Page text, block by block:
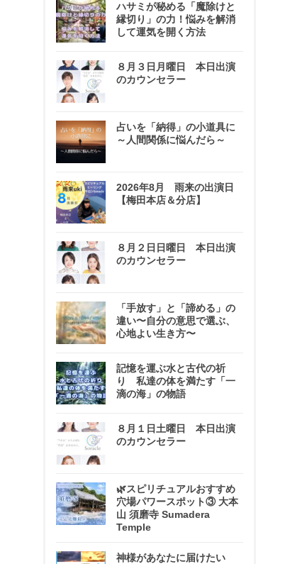
ハサミが秘める「魔除けと
縁切り」の力！悩みを解消
して運気を開く方法
８月３日月曜日 本日出演
のカウンセラー
占いを「納得」の小道具に
～人間関係に悩んだら～
2026年8月 雨来の出演日
【梅田本店＆分店】
８月２日日曜日 本日出演
のカウンセラー
「手放す」と「諦める」の
違い〜自分の意思で選ぶ、
心地よい生き方〜
記憶を運ぶ水と古代の祈
り 私達の体を満たす「一
滴の海」の物語
８月１日土曜日 本日出演
のカウンセラー
🌿スピリチュアルおすすめ
穴場パワースポット③ 大本
山 須磨寺 Sumadera
Temple
神様があなたに届けたい